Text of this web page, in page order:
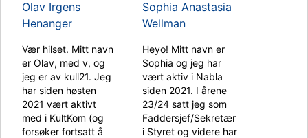
Olav Irgens
Henanger
Vær hilset. Mitt navn
er Olav, med v, og
jeg er av kull21. Jeg
har siden høsten
2021 vært aktivt
med i KultKom (og
forsøker fortsatt å
Sophia Anastasia
Wellman
Heyo! Mitt navn er
Sophia og jeg har
vært aktiv i Nabla
siden 2021. I årene
23/24 satt jeg som
Faddersjef/Sekretær
i Styret og videre har